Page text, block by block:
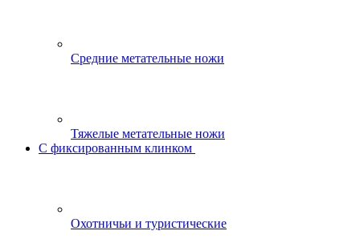
Средние метательные ножи
Тяжелые метательные ножи
С фиксированным клинком
Охотничьи и туристические